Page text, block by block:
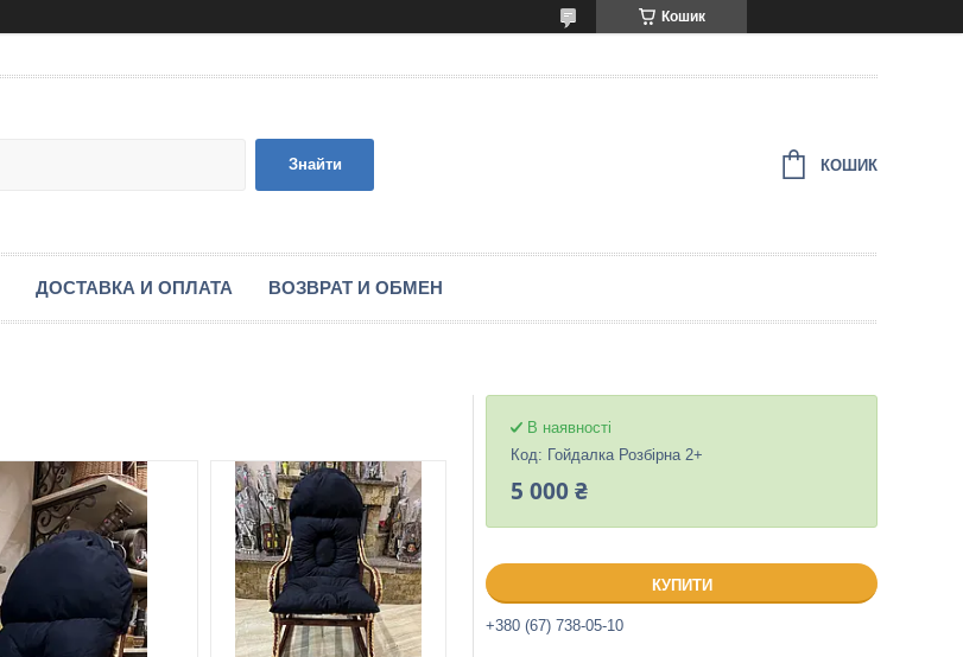
Кошик
Знайти КОШИК
ДОСТАВКА И ОПЛАТА ВОЗВРАТ И ОБМЕН
В наявності
Код: Гойдалка Розбірна 2+
5 000 ₴
КУПИТИ
+380 (67) 738-05-10